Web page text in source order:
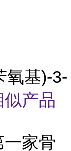
氧基)-3-
似产品
家骨